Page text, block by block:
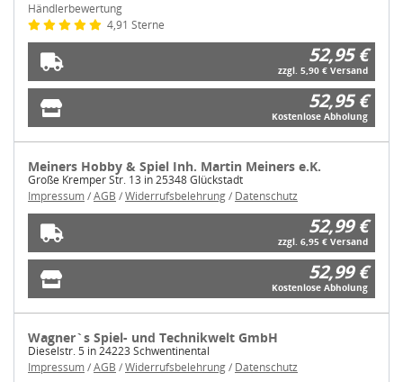
Händlerbewertung
4,91 Sterne
52,95 €
zzgl. 5,90 € Versand
52,95 €
Kostenlose Abholung
Meiners Hobby & Spiel Inh. Martin Meiners e.K.
Große Kremper Str. 13 in 25348 Glückstadt
Impressum/AGB /Widerrufsbelehrung/ Datenschutz
52,99 €
zzgl. 6,95 € Versand
52,99 €
Kostenlose Abholung
Wagner`s Spiel- und Technikwelt GmbH
Dieselstr. 5 in 24223 Schwentinental
Impressum/AGB /Widerrufsbelehrung/ Datenschutz